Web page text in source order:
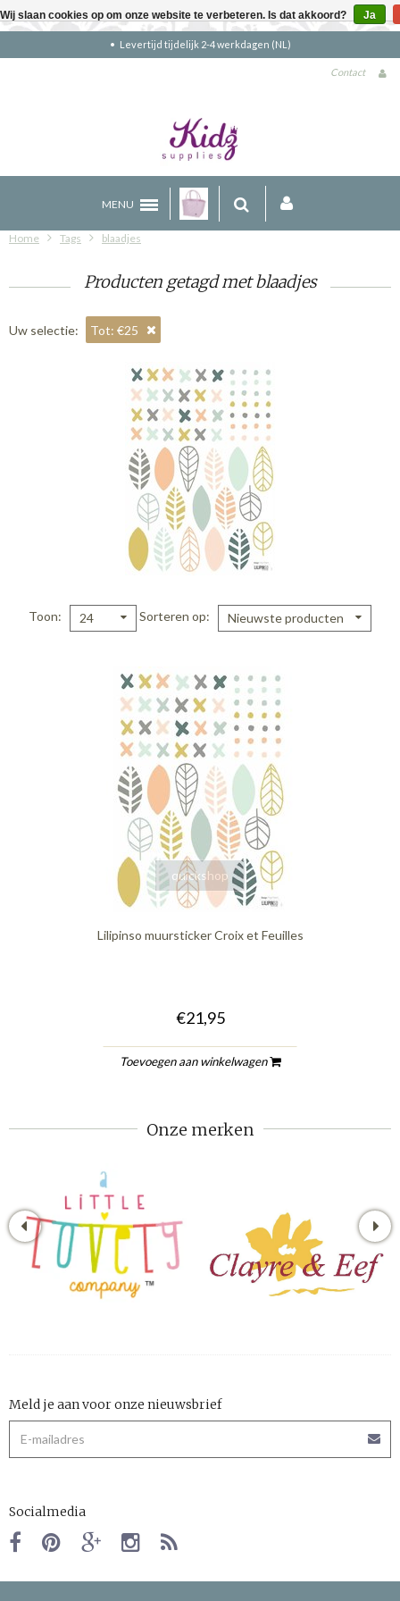
Levertijd tijdelijk 2-4 werkdagen (NL)
Contact
MENU
Home Tags blaadjes
Producten getagd met blaadjes
Uw selectie: Tot: €25
Toon 24 Sorteren op Nieuwste producten
quickshop
Lilipinso muursticker Croix et Feuilles
€21,95
Toevoegen aan winkelwagen
Onze merken
Meld je aan voor onze nieuwsbrief
Socialmedia
Wij slaan cookies op om onze website te verbeteren. Is dat akkoord? Ja